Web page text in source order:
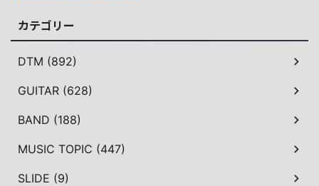
カテゴリー
DTM (892)
GUITAR (628)
BAND (188)
MUSIC TOPIC (447)
SLIDE (9)